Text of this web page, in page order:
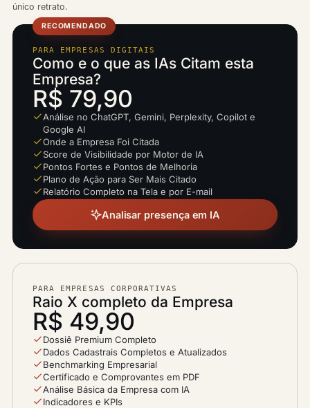
único retrato.
RECOMENDADO
PARA EMPRESAS DIGITAIS
Como e o que as IAs Citam esta
Empresa?
R$ 79,90
Análise no ChatGPT, Gemini, Perplexity, Copilot e
Google AI
Onde a Empresa Foi Citada
Score de Visibilidade por Motor de IA
Pontos Fortes e Pontos de Melhoria
Plano de Ação para Ser Mais Citado
Relatório Completo na Tela e por E-mail
Analisar presença em IA
PARA EMPRESAS CORPORATIVAS
Raio X completo da Empresa
R$ 49,90
Dossiê Premium Completo
Dados Cadastrais Completos e Atualizados
Benchmarking Empresarial
Certificado e Comprovantes em PDF
Análise Básica da Empresa com IA
Indicadores e KPIs